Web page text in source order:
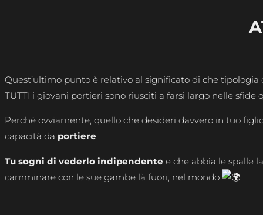
Quest’ultimo punto è relativo al significato di che
TUTTI i giovani portieri sono riusciti a farsi largo nelle
Perché ovviamente, quello che desideri davvero in tuo
capacità da portiere.
Tu sogni di vederlo indipendente e che abbia le spalle
camminare con le sue gambe là fuori, nel mondo
.